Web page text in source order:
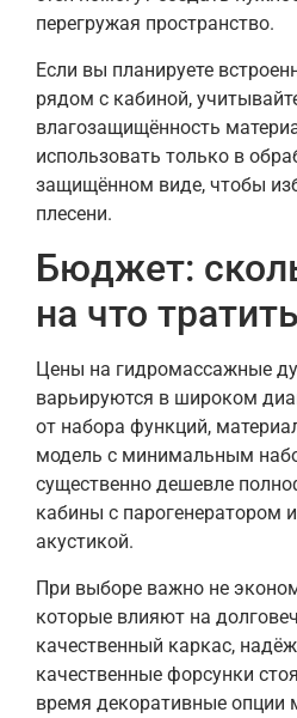
перегружая пространство.
Если вы планируете
рядом с кабиной,
влагозащищённость
использовать только в
защищённом виде, чтобы
плесени.
Бюджет:
на что
Цены на гидромассажные
варьируются в широком
от набора функций,
модель с минимальным
существенно дешевле
кабины с парогенератором
акустикой.
При выборе важно не
которые влияют на
качественный каркас,
качественные форсунки
время декоративные опции